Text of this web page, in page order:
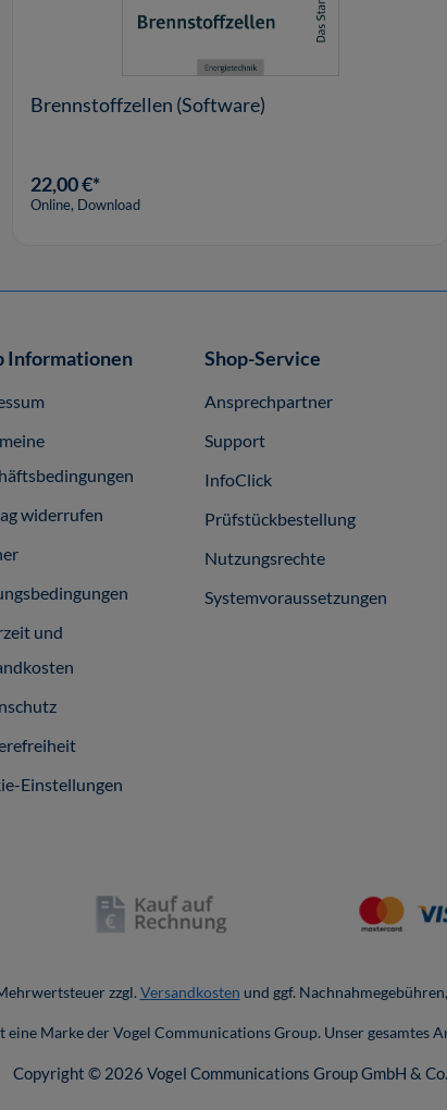
Brennstoffzellen (Software)
22,00 €*
Online, Download
Informationen
widerrufen
und
Einstellungen
Shop-Service
Ansprechpartner
Support
InfoClick
Prüfstückbestellung
Nutzungsrechte
Systemvoraussetzungen
zzgl. Versandkosten und ggf.
Marke der Vogel Communications Group. Unser gesamtes
Copyright © 2026 Vogel Communications Group GmbH &